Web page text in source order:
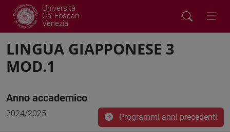
Università
Ca' Foscari
Venezia
LINGUA GIAPPONESE 3
MOD.1
Anno accademico
2024/2025 Programmi anni precedenti